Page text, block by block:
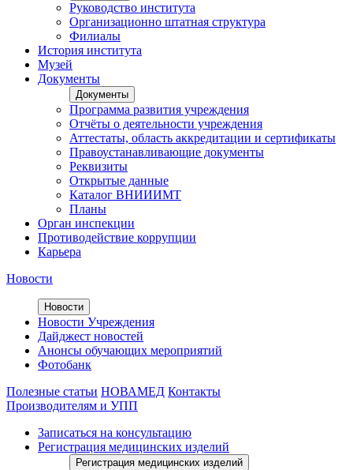
Руководство института
Организационно штатная структура
Филиалы
История института
Музей
Документы
Документы
Программа развития учреждения
Отчёты о деятельности учреждения
Аттестаты, область аккредитации и сертификаты
Правоустанавливающие документы
Реквизиты
Открытые данные
Каталог ВНИИИМТ
Планы
Орган инспекции
Противодействие коррупции
Карьера
Новости
Новости
Новости Учреждения
Дайджест новостей
Анонсы обучающих мероприятий
Фотобанк
Полезные статьи НОВАМЕД Контакты
Производителям и УПП
Записаться на консультацию
Регистрация медицинских изделий
Регистрация медицинских изделий